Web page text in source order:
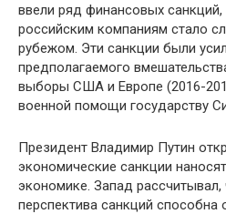
ввели ряд финансовых
российским компаниям стало
рубежом. Эти санкции были
предполагаемого
выборы США и Европе (2016-
военной помощи государству
Президент Владимир Путин
экономические санкции
экономике. Запад рассчитывал,
перспектива санкций способна